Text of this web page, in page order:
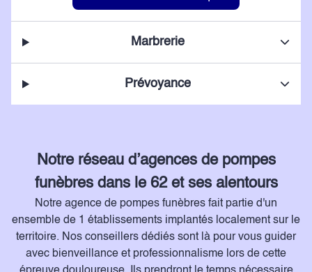
Marbrerie
Prévoyance
Notre réseau d’agences de pompes
funèbres dans le 62 et ses alentours
Notre agence de pompes funèbres fait partie d'un
ensemble de 1 établissements implantés localement sur le
territoire. Nos conseillers dédiés sont là pour vous guider
avec bienveillance et professionnalisme lors de cette